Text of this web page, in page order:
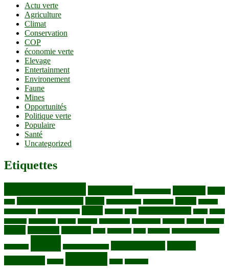
Actu verte
Agriculture
Climat
Conservation
COP
économie verte
Elevage
Entertainment
Environement
Faune
Mines
Opportunités
Politique verte
Populaire
Santé
Uncategorized
Etiquettes